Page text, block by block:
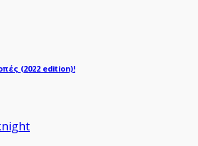
(2022 edition)!